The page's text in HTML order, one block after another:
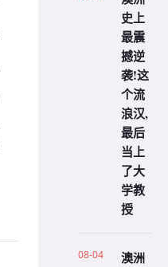
史上
最震
撼逆
袭!这
个流
浪汉,
最后
当上
了大
学教
授
08-04
澳洲